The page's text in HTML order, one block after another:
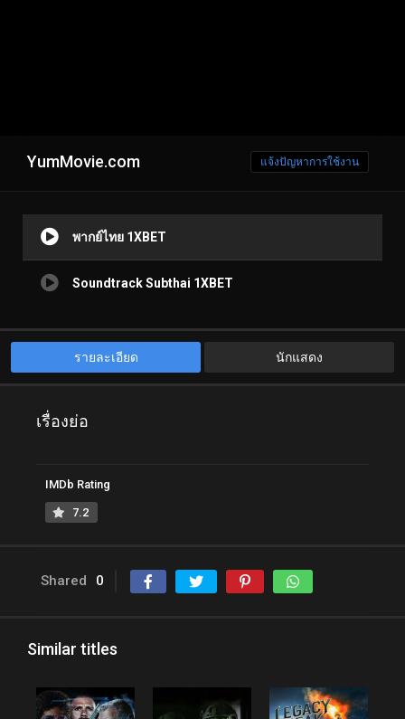
YumMovie.com แจ้งปัญหาการใช้งาน
พากย์ไทย 1XBET
Soundtrack Subthai 1XBET
รายละเอียด นักแสดง
เรื่องย่อ
IMDb Rating
7.2
Shared 0
Similar titles